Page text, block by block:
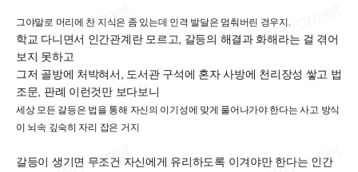
그야말로 머리에 찬 지식은 좀 있는데 인격 발달은 멈춰버린 경우지.
학교 다니면서 인간관계란 모르고, 갈등의 해결과 화해라는 걸 겪어
보지 못하고
그저 골방에 처박혀서, 도서관 구석에 혼자 사방에 천리장성 쌓고 법
조문, 판례 이런것만 보다보니
세상 모든 갈등은 법을 통해 자신의 이기성에 맞게 풀어나가야 한다는 사고 방식
이 뇌속 깊숙히 자리 잡은 거지
갈등이 생기면 무조건 자신에게 유리하도록 이겨야만 한다는 인간